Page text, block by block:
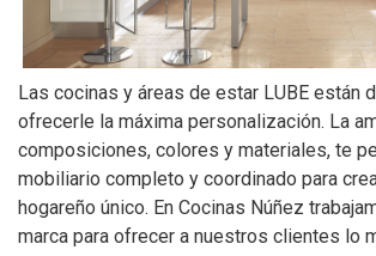
Las cocinas y áreas de estar LUBE están
ofrecerle la máxima personalización. La
composiciones, colores y materiales, te
mobiliario completo y coordinado para
hogareño único. En Cocinas Núñez
marca para ofrecer a nuestros clientes lo